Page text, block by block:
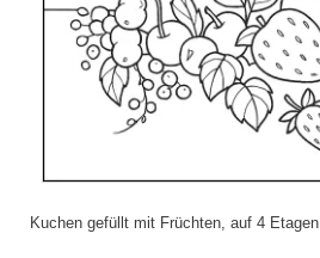
Kuchen gefüllt mit Früchten, auf 4 Etagen